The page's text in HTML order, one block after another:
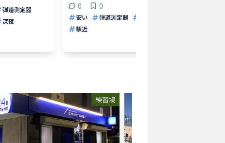
弾道測定器
深夜
0 0
安い 弾道測定器
駅近
練習場